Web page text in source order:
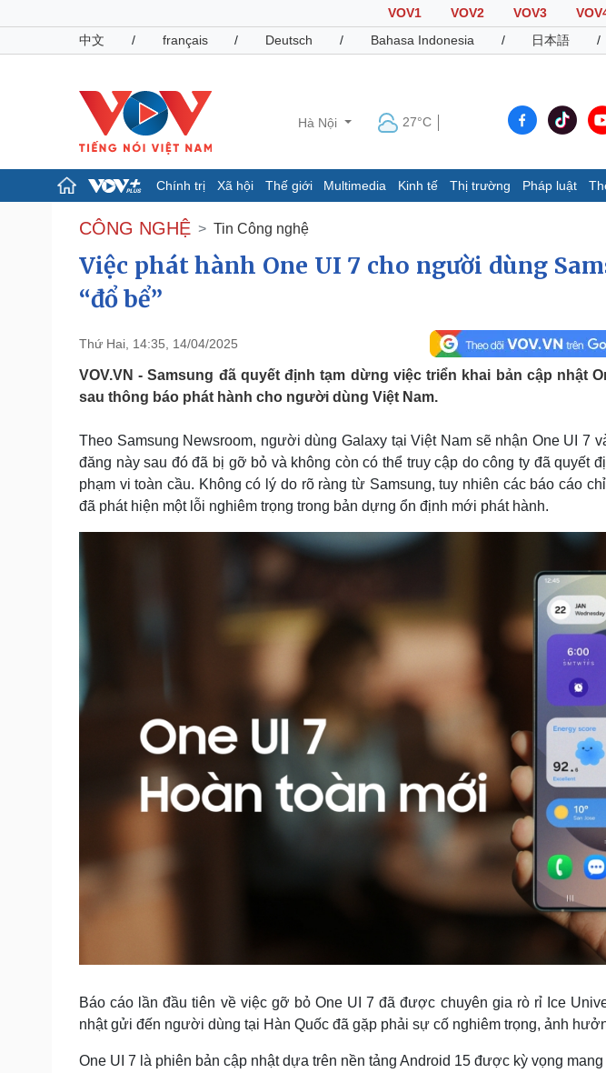
VOV1 VOV2 VOV3
中文
/ français / Deutsch / Bahasa Indonesia / 日本語 /
Hà Nội 27°C
Chính trị Xã hội Thế giới Multimedia Kinh tế Thị trường Pháp luật
Chính trị
Tổ chức nhân sự
Quốc hội
Nhận diện sự thật
Xã hội
Dự báo thời tiết
Cuộc sống đó đây
Pháp luật
Vụ án
Tư vấn luật
Quân sự - Quốc phòng
Vũ khí
Phân tích
Thể thao
Thế giới thể thao
eSports
Hậu trường
Sức khỏe
Dinh dưỡng - món ngon
Đời sống
Nhà đẹp
Blog
Văn hóa
Sân khấu - Điện ảnh
Cải chính
CÔNG NGHỆ Tin Công nghệ
Việc phát hành One UI 7 cho người dùng
“đổ bể”
Thứ Hai, 14:35, 14/04/2025
VOV.VN - Samsung đã quyết định tạm dừng việc triển khai bản cập nhật
sau thông báo phát hành cho người dùng Việt Nam.
Theo Samsung Newsroom, người dùng Galaxy tại Việt Nam sẽ nhận One UI 7
đăng này sau đó đã bị gỡ bỏ và không còn có thể truy cập do công ty đã quyết
phạm vi toàn cầu. Không có lý do rõ ràng từ Samsung, tuy nhiên các báo cáo
đã phát hiện một lỗi nghiêm trọng trong bản dựng ổn định mới phát hành.
Báo cáo lần đầu tiên về việc gỡ bỏ One UI 7 đã được chuyên gia rò rỉ Ice
nhật gửi đến người dùng tại Hàn Quốc đã gặp phải sự cố nghiêm trọng, ảnh
One UI 7 là phiên bản cập nhật dựa trên nền tảng Android 15 được kỳ vọng